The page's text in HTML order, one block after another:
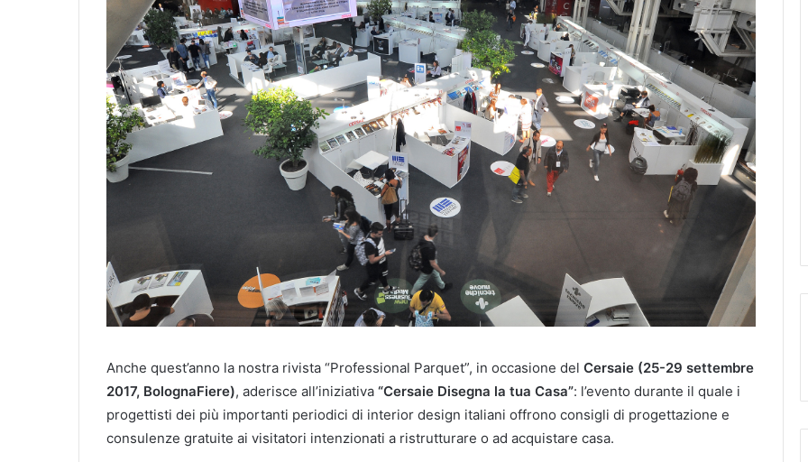
Anche quest’anno la nostra rivista “Professional Parquet”, in occasione del Cersaie (25-29 settembre
2017, BolognaFiere), aderisce all’iniziativa “Cersaie Disegna la tua Casa”: l’evento durante il quale i
progettisti dei più importanti periodici di interior design italiani offrono consigli di progettazione e
consulenze gratuite ai visitatori intenzionati a ristrutturare o ad acquistare casa.